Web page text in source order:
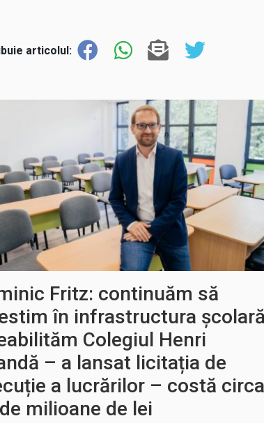
articolul:
Fritz: continuăm să
în infrastructura școlară
Colegiul Henri
– a lansat licitația de
a lucrărilor – costă circa
milioane de lei